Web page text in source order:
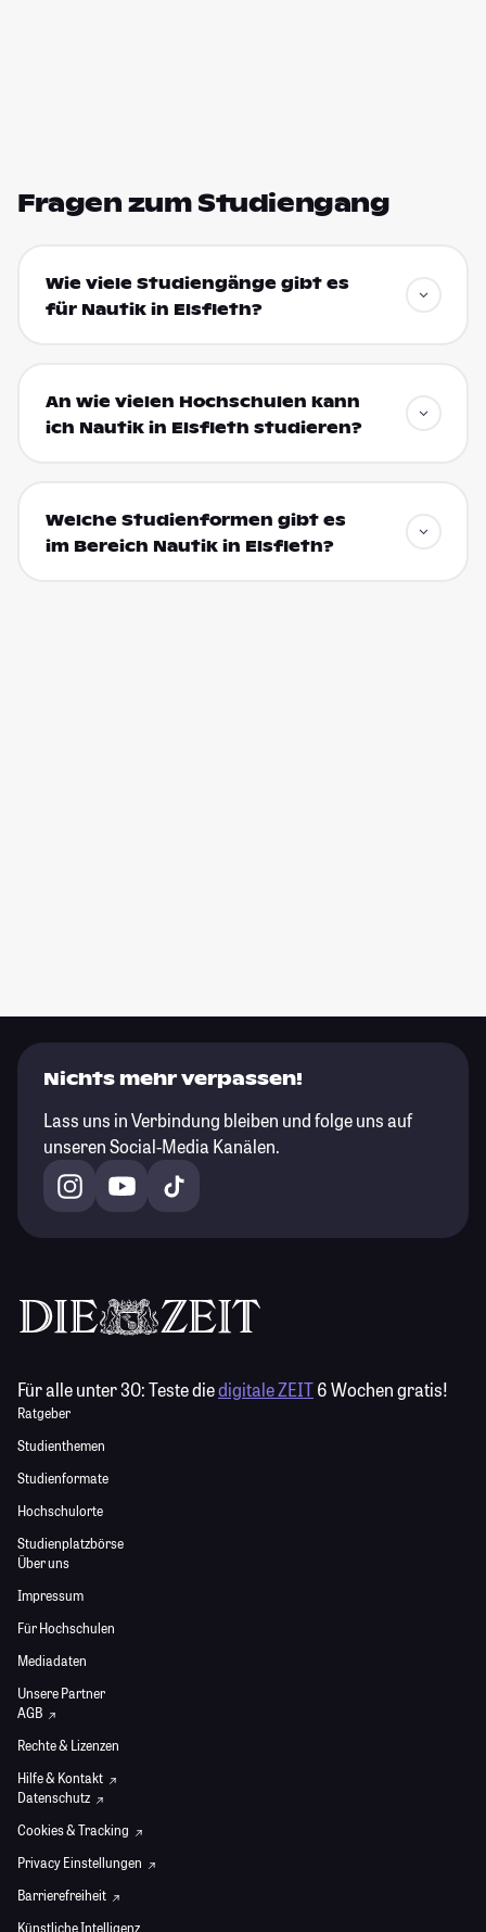
Fragen zum Studiengang
Wie viele Studiengänge gibt es
für Nautik in Elsfleth?
An wie vielen Hochschulen kann
ich Nautik in Elsfleth studieren?
Welche Studienformen gibt es
im Bereich Nautik in Elsfleth?
Nichts mehr verpassen!
Lass uns in Verbindung bleiben und folge uns auf
unseren Social-Media Kanälen.
Für alle unter 30:Teste diedigitale ZEIT6 Wochen gratis!
Ratgeber
Studienthemen
Studienformate
Hochschulorte
Studienplatzbörse
Über uns
Impressum
Für Hochschulen
Mediadaten
Unsere Partner
AGB
Rechte & Lizenzen
Hilfe & Kontakt
Datenschutz
Cookies & Tracking
Privacy Einstellungen
Barrierefreiheit
Künstliche Intelligenz